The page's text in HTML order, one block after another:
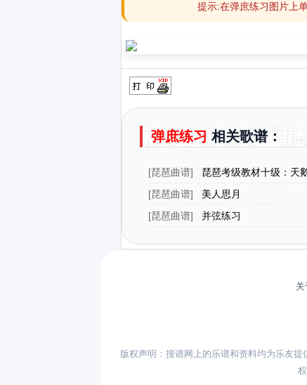
提示:在弹庶练习图片上
弹庶练习相关歌谱：
[琵琶曲谱] 琵琶考级教材十级：天
[琵琶曲谱] 美人思月
[琵琶曲谱] 并弦练习
版权声明：搜谱网上的乐谱和资料均为乐友